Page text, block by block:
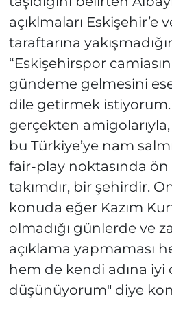
açıklmaları Eskişehir’e
taraftarına
“Eskişehirspor
gündeme gelmesini
dile getirmek
gerçekten
bu Türkiye’ye nam
fair-play noktasında
takımdır, bir şehirdir.
konuda eğer Kazım
olmadığı günlerde ve
açıklama yapmaması
hem de kendi adına iyi
düşünüyorum" diye